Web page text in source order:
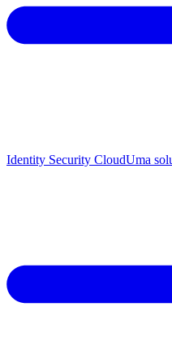
Identity Security CloudUma